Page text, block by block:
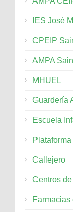
IES José
CPEIP
AMPA
MHUEL
Guardería
Escuela
Callejero
Centros
Farmacias